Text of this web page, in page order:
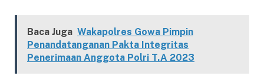
Baca Juga Wakapolres Gowa Pimpin
Penandatanganan Pakta Integritas
Penerimaan Anggota Polri T.A 2023